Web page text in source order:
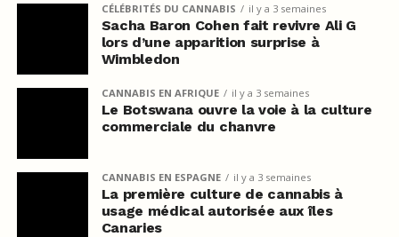
CÉLÉBRITÉS DU CANNABIS il y a 3 semaines
Sacha Baron Cohen fait revivre Ali G
lors d’une apparition surprise à
Wimbledon
CANNABIS EN AFRIQUE il y a 3 semaines
Le Botswana ouvre la voie à la culture
commerciale du chanvre
CANNABIS EN ESPAGNE il y a 3 semaines
La première culture de cannabis à
usage médical autorisée aux îles
Canaries